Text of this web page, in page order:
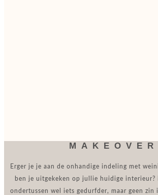
MAKEOVER
Erger je je aan de onhandige indeling met
ben je uitgekeken op jullie huidige interieur?
ondertussen wel iets gedurfder, maar geen zin